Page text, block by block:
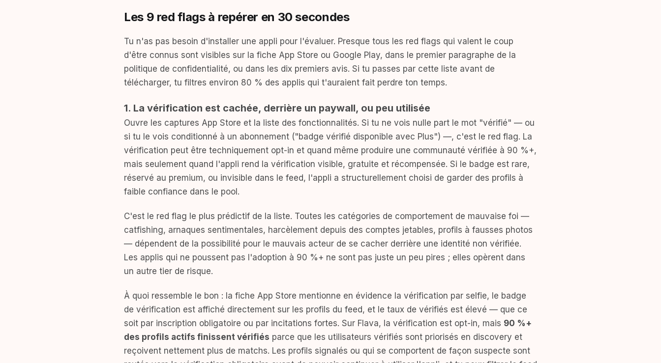
Les 9 red flags à repérer en 30 secondes
Tu n'as pas besoin d'installer une appli pour l'évaluer. Presque tous les red flags qui valent le coup
d'être connus sont visibles sur la fiche App Store ou Google Play, dans le premier paragraphe de la
politique de confidentialité, ou dans les dix premiers avis. Si tu passes par cette liste avant de
télécharger, tu filtres environ 80 % des applis qui t'auraient fait perdre ton temps.
1. La vérification est cachée, derrière un paywall, ou peu utilisée
Ouvre les captures App Store et la liste des fonctionnalités. Si tu ne vois nulle part le mot "vérifié" — ou
si tu le vois conditionné à un abonnement ("badge vérifié disponible avec Plus") —, c'est le red flag. La
vérification peut être techniquement opt-in et quand même produire une communauté vérifiée à 90 %+,
mais seulement quand l'appli rend la vérification visible, gratuite et récompensée. Si le badge est rare,
réservé au premium, ou invisible dans le feed, l'appli a structurellement choisi de garder des profils à
faible confiance dans le pool.
C'est le red flag le plus prédictif de la liste. Toutes les catégories de comportement de mauvaise foi —
catfishing, arnaques sentimentales, harcèlement depuis des comptes jetables, profils à fausses photos
— dépendent de la possibilité pour le mauvais acteur de se cacher derrière une identité non vérifiée.
Les applis qui ne poussent pas l'adoption à 90 %+ ne sont pas juste un peu pires ; elles opèrent dans
un autre tier de risque.
À quoi ressemble le bon : la fiche App Store mentionne en évidence la vérification par selfie, le badge
de vérification est affiché directement sur les profils du feed, et le taux de vérifiés est élevé — que ce
soit par inscription obligatoire ou par incitations fortes. Sur Flava, la vérification est opt-in, mais 90 %+
des profils actifs finissent vérifiés parce que les utilisateurs vérifiés sont priorisés en discovery et
reçoivent nettement plus de matchs. Les profils signalés ou qui se comportent de façon suspecte sont